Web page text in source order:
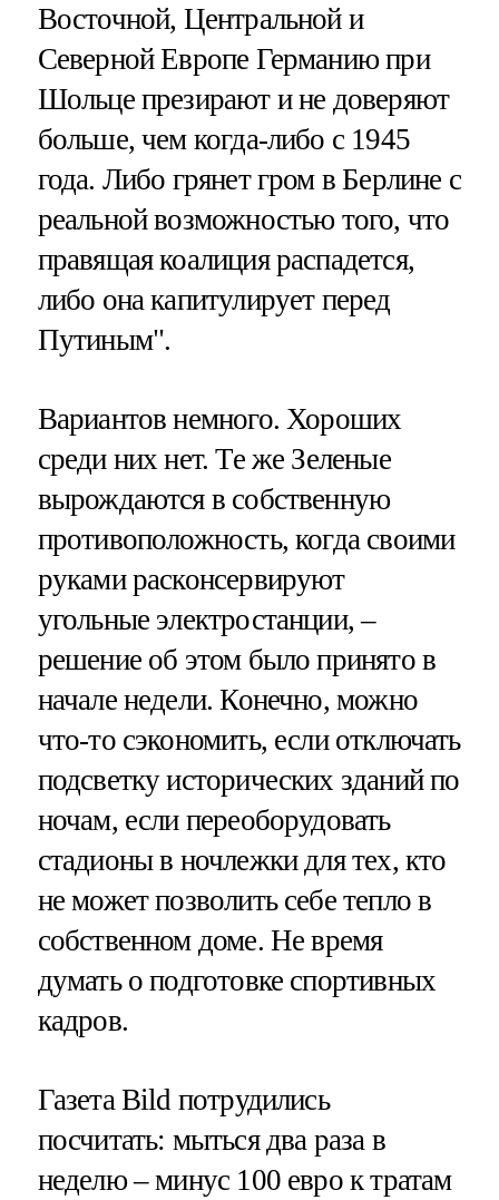
Восточной, Центральной и
Северной Европе Германию при
Шольце презирают и не доверяют
больше, чем когда-либо с 1945
года. Либо грянет гром в Берлине с
реальной возможностью того, что
правящая коалиция распадется,
либо она капитулирует перед
Путиным".
Вариантов немного. Хороших
среди них нет. Те же Зеленые
вырождаются в собственную
противоположность, когда своими
руками расконсервируют
угольные электростанции, –
решение об этом было принято в
начале недели. Конечно, можно
что-то сэкономить, если отключать
подсветку исторических зданий по
ночам, если переоборудовать
стадионы в ночлежки для тех, кто
не может позволить себе тепло в
собственном доме. Не время
думать о подготовке спортивных
кадров.
Газета Bild потрудились
посчитать: мыться два раза в
неделю – минус 100 евро к тратам